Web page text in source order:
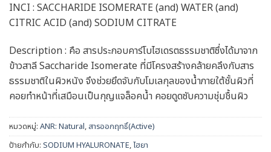
INCI : SACCHARIDE ISOMERATE (and) WATER (and)
CITRIC ACID (and) SODIUM CITRATE
Description : คือ สารประกอบคาร์โบไฮเดรตธรรมชาติซึ่งได้มาจาก
ข้าวสาลี Saccharide Isomerate ที่มีโครงสร้างคล้ายคลึงกับสาร
ธรรมชาติในผิวหนัง จึงช่วยยึดจับกับโมเลกุลของน้ำภายใต้ชั้นผิวที่
คอยทำหน้าที่เสมือนเป็นกุญแจล็อคน้ำ คอยดูดซับความชุ่มชื้นผิว
หมวดหมู่: ANR: Natural, สารออกฤทธิ์(Active)
ป้ายกำกับ: SODIUM HYALURONATE,ไฮยา